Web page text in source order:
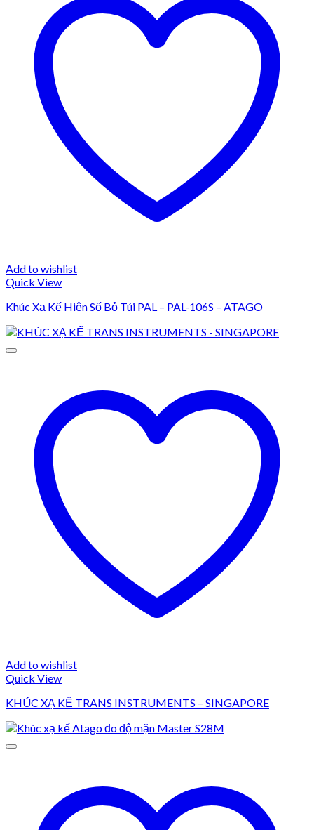
Add to wishlist
Quick View
Khúc Xạ Kế Hiện Số Bỏ Túi PAL – PAL-106S – ATAGO
Add to wishlist
Quick View
KHÚC XẠ KẾ TRANS INSTRUMENTS – SINGAPORE